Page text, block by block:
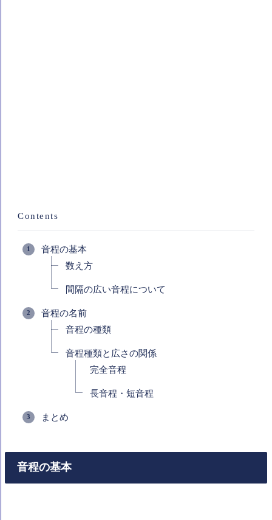
Contents
音程の基本
数え方
間隔の広い音程について
音程の名前
音程の種類
音程種類と広さの関係
完全音程
長音程・短音程
まとめ
音程の基本